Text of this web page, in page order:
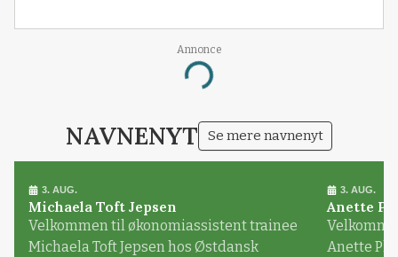
Annonce
Loading...
NAVNENYT Se mere navnenyt
3. AUG.
Michaela Toft Jepsen
Velkommen til økonomiassistent trainee
Michaela Toft Jepsen hos Østdansk
3. AUG.
Anette
Anette